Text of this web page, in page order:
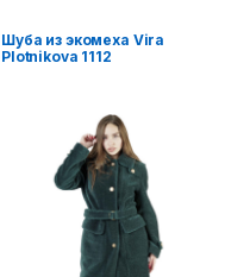
Шуба из экомеха Vira
Plotnikova 1112